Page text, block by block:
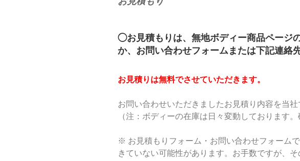
◯お見積もりは、無地ボディー商品ページ
か、お問い合わせフォームまたは下記連絡
お見積りは無料でさせていただきます。
お問い合わせいただきましたお見積り内容を当
（注：ボディーの在庫は日々変動しております
※ お見積もりフォーム・お問い合わせフォーム
きていない可能性があります。お手数ですが、